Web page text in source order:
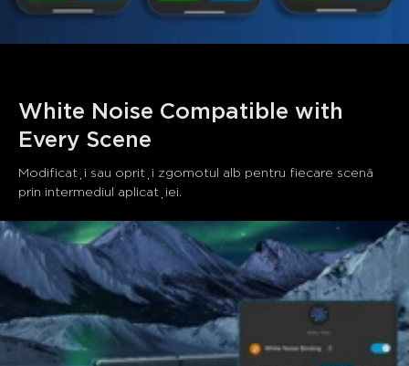
White Noise Compatible with
Every Scene
Modificați sau opriți zgomotul alb pentru fiecare scenă
prin intermediul aplicației.